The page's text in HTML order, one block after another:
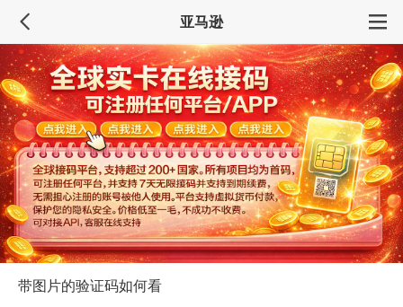
亚马逊
带图片的验证码如何看